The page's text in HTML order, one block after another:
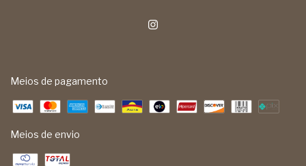
Meios de pagamento
Meios de envio